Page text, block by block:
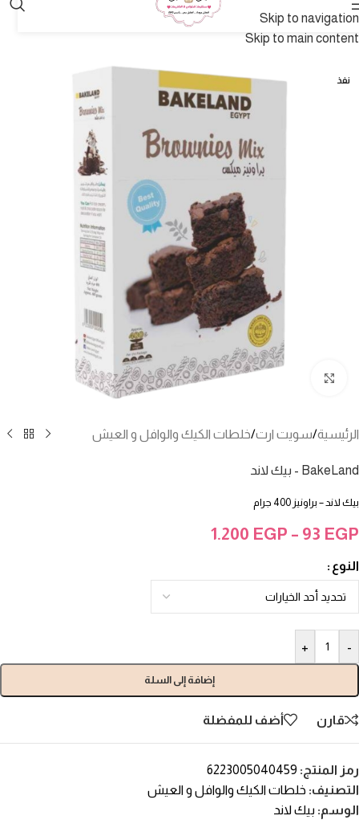
Skip to navigation
Skip to main content
نفذ
الرئيسية/سويت ارت/خلطات الكيك والوافل و العيش
BakeLand - بيك لاند
بيك لاند – براونيز 400 جرام
93 EGP
–
1.200 EGP
النوع
-
+
إضافة إلى السلة
قارن أضف للمفضلة
رمز المنتج: 6223005040459
التصنيف: خلطات الكيك والوافل و العيش
الوسم: بيك لاند